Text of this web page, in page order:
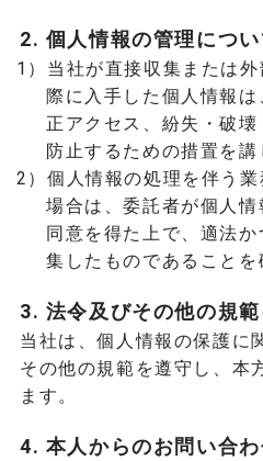
2. 個人情報の管理につい
1）当社が直接収集または
際に入手した個人情報
正アクセス、紛失・破
防止するための措置を講
2）個人情報の処理を伴う
場合は、委託者が個人
同意を得た上で、適法
集したものであることを
3. 法令及びその他の規
当社は、個人情報の保護に
その他の規範を遵守し、本
ます。
4. 本人からのお問い合